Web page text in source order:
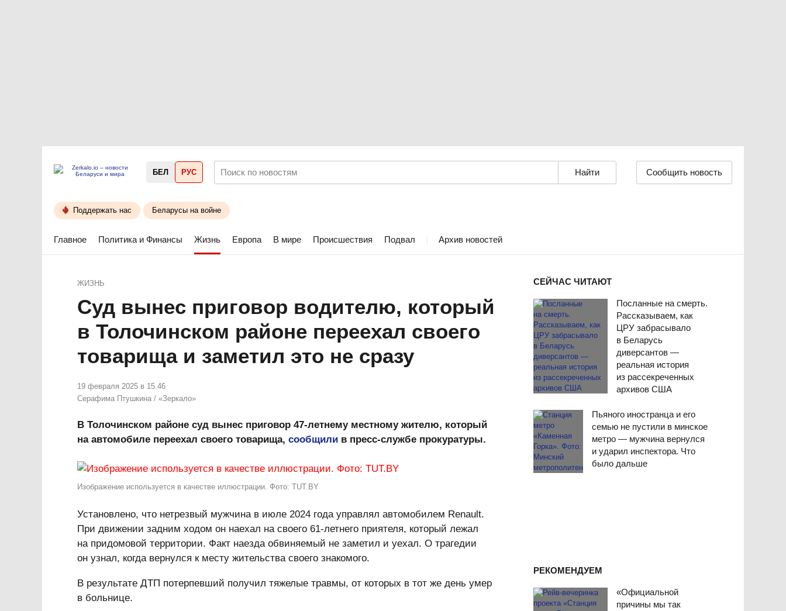
БЕЛ РУС Сообщить новость
Поддержать нас Беларусы на войне
Главное Политика и Финансы Жизнь Европа В мире Происшествия Подвал Архив новостей
СЕЙЧАС ЧИТАЮТ
Посланные на смерть.
Рассказываем, как
ЦРУ забрасывало
в Беларусь
диверсантов —
реальная история
из рассекреченных
архивов США
Пьяного иностранца и его
семью не пустили в минское
метро — мужчина вернулся
и ударил инспектора. Что
было дальше
РЕКОМЕНДУЕМ
«Официальной
причины мы так
ЖИЗНЬ
Суд вынес приговор водителю, который
в Толочинском районе переехал своего
товарища и заметил это не сразу
19 февраля 2025 в 15.46
Серафима Птушкина / «Зеркало»
В Толочинском районе суд вынес приговор 47-летнему местному жителю, который
на автомобиле переехал своего товарища, сообщили в пресс-службе прокуратуры.
Изображение используется в качестве иллюстрации. Фото: TUT.BY
Установлено, что нетрезвый мужчина в июле 2024 года управлял автомобилем Renault.
При движении задним ходом он наехал на своего 61-летнего приятеля, который лежал
на придомовой территории. Факт наезда обвиняемый не заметил и уехал. О трагедии
он узнал, когда вернулся к месту жительства своего знакомого.
В результате ДТП потерпевший получил тяжелые травмы, от которых в тот же день умер
в больнице.